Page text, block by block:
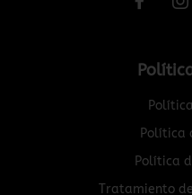
Política
Política
Tratamiento